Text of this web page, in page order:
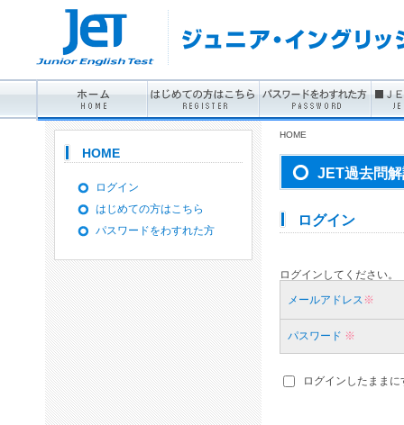
HOME
JET過去問
ログイン
ログインしてください。
メールアドレス※
パスワード ※
ログインしたままに
HOME
ログイン
はじめての方はこちら
パスワードをわすれた方